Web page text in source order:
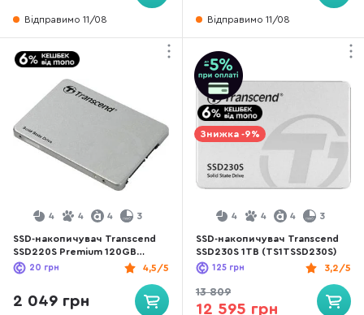
Відправимо 11/08 Відправимо 11/08
4 4 4 3
SSD-накопичувач Transcend
SSD220S Premium 120GB
(TS120GSSD220S)
4,5/5
20 грн
2 049 грн
Знижка -9%
4 4 4 3
SSD-накопичувач Transcend
SSD230S 1TB (TS1TSSD230S)
3,2/5
125 грн
13 809
12 595 грн